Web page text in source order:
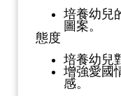
培養幼兒
圖案。
態度
培養幼兒
增強愛國
感。